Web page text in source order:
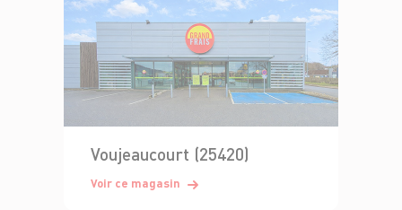
Voujeaucourt (25420)
Voir ce magasin